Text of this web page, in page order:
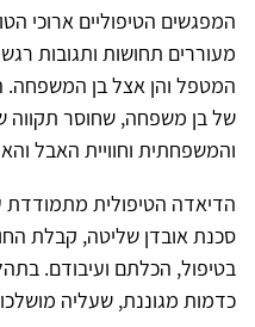
המפגשים הטיפוליים ארוכי
מעוררים תחושות ותגובות
המטפל והן אצל בן המשפחה.
של בן משפחה, שחוסר תקווה
והמשפחתית וחוויית האבל
הדיאדה הטיפולית
סכנת אובדן שליטה, קבלת
בטיפול, הכלתם ועיבודם.
כדמות מגוננת, שעליה